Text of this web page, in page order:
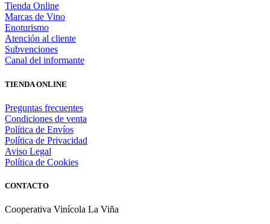
Tienda Online
Marcas de Vino
Enoturismo
Atención al cliente
Subvenciones
Canal del informante
TIENDA ONLINE
Preguntas frecuentes
Condiciones de venta
Política de Envíos
Política de Privacidad
Aviso Legal
Política de Cookies
CONTACTO
Cooperativa Vinícola La Viña